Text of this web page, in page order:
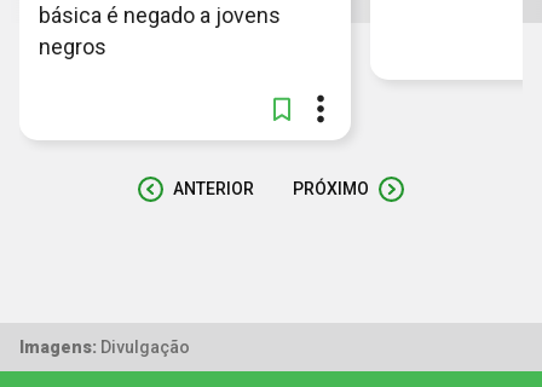
básica é negado a jovens
negros
ANTERIOR PRÓXIMO
Imagens: Divulgação